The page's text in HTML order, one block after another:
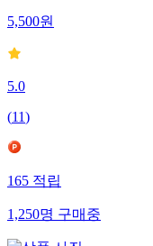
5,500원
5.0
(11)
165적립
1,250명구매중